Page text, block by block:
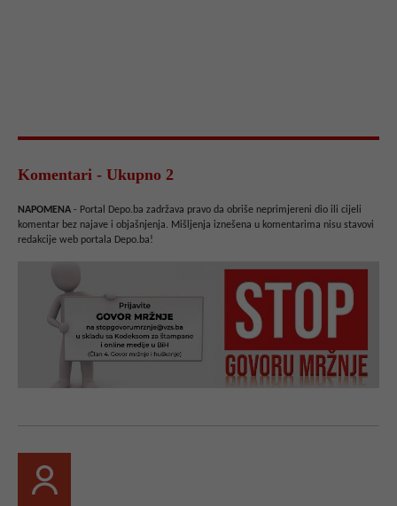
Komentari - Ukupno 2
NAPOMENA - Portal Depo.ba zadržava pravo da obriše neprimjereni dio ili cijeli
komentar bez najave i objašnjenja. Mišljenja iznešena u komentarima nisu stavovi
redakcije web portala Depo.ba!